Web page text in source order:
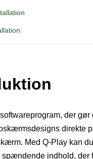
der gør
direkte
Med Q-Play kan du
spændende indhold, der